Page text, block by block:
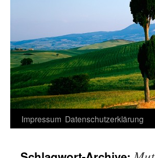
Zum
Impressum Datenschutzerklärung